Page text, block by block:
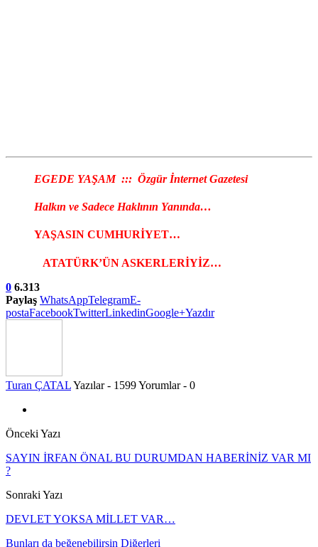
EGEDE YAŞAM ::: Özgür İnternet Gazetesi
Halkın ve Sadece Haklının Yanında…
YAŞASIN CUMHURİYET…
ATATÜRK’ÜN ASKERLERİYİZ…
0 6.313
Paylaş WhatsAppTelegramE-
postaFacebookTwitterLinkedinGoogle+Yazdır
Turan ÇATALYazılar - 1599Yorumlar - 0
Önceki Yazı
SAYIN İRFAN ÖNAL BU DURUMDAN HABERİNİZ VAR MI
?
Sonraki Yazı
DEVLET YOKSA MİLLET VAR…
Bunları da beğenebilirsin Diğerleri